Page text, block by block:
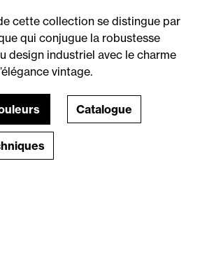
cette collection se distingue par
qui conjugue la robustesse
design industriel avec le charme
vintage.
Catalogue